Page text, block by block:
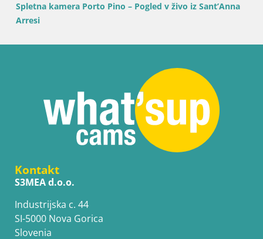
Spletna kamera Porto Pino – Pogled v živo iz Sant’Anna
Arresi
Kontakt
S3MEA d.o.o.
Industrijska c. 44
SI-5000 Nova Gorica
Slovenia